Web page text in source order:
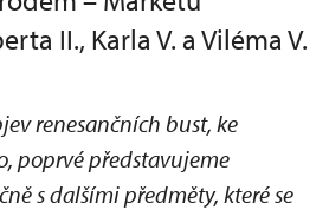
II., Karla V. a Viléma V.
renesančních bust, ke
poprvé představujeme
s dalšími předměty, které se